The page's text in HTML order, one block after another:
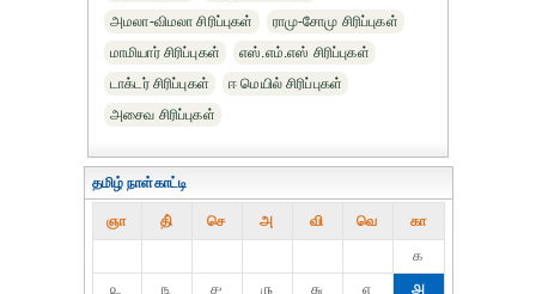
அமலா-விமலா சிரிப்புகள்
ராமு-சோமு சிரிப்புகள்
மாமியார் சிரிப்புகள்
எஸ்.எம்.எஸ் சிரிப்புகள்
டாக்டர் சிரிப்புகள்
ஈ மெயில் சிரிப்புகள்
அசைவ சிரிப்புகள்
தமிழ் நாள்காட்டி
ஞா தி் செ அ வி வெ கா
௧
௨
௩ ௪ ௫ ௬ ௭
௮